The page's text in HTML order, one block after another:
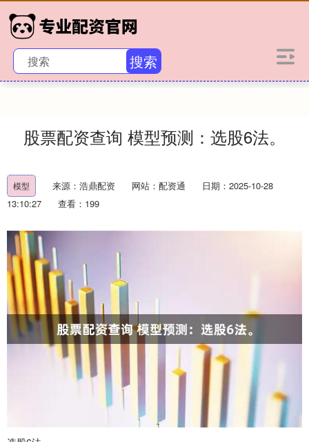
搜索
股票配资查询 模型预测：选股6法。
模型 来源：浩鼎配资 网站：配资通
日期：2025-10-28
13:10:27
查看：199